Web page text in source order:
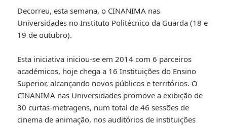
Decorreu, esta semana, o CINANIMA nas
Universidades no Instituto Politécnico da Guarda (18 e
19 de outubro).
Esta iniciativa iniciou-se em 2014 com 6 parceiros
académicos, hoje chega a 16 Instituições do Ensino
Superior, alcançando novos públicos e territórios. O
CINANIMA nas Universidades promove a exibição de
30 curtas-metragens, num total de 46 sessões de
cinema de animação, nos auditórios de instituições